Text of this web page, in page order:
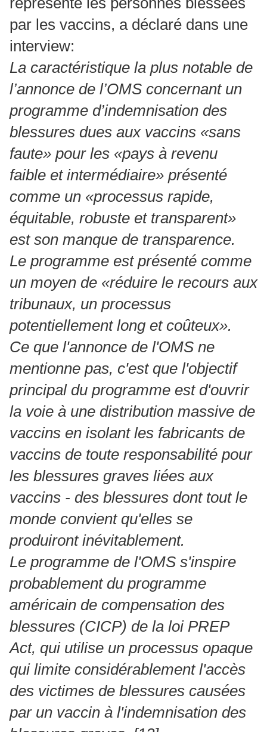
par les vaccins, a déclaré dans une
interview:
La caractéristique la plus notable de
l’annonce de l’OMS concernant un
programme d’indemnisation des
blessures dues aux vaccins «sans
faute» pour les «pays à revenu
faible et intermédiaire» présenté
comme un «processus rapide,
équitable, robuste et transparent»
est son manque de transparence.
Le programme est présenté comme
un moyen de «réduire le recours aux
tribunaux, un processus
potentiellement long et coûteux».
Ce que l'annonce de l'OMS ne
mentionne pas, c'est que l'objectif
principal du programme est d'ouvrir
la voie à une distribution massive de
vaccins en isolant les fabricants de
vaccins de toute responsabilité pour
les blessures graves liées aux
vaccins - des blessures dont tout le
monde convient qu'elles se
produiront inévitablement.
Le programme de l'OMS s'inspire
probablement du programme
américain de compensation des
blessures (CICP) de la loi PREP
Act, qui utilise un processus opaque
qui limite considérablement l'accès
des victimes de blessures causées
par un vaccin à l'indemnisation des